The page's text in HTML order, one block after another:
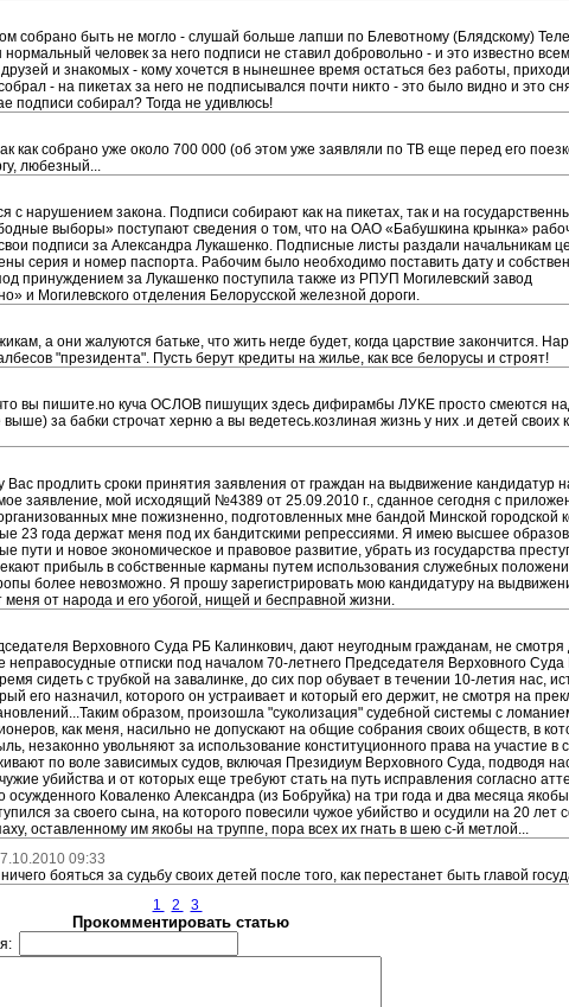
собрано быть не могло - слушай больше лапши по Блевотному (Блядскому)
человек за него подписи не ставил добровольно - и это известно
и знакомых - кому хочется в нынешнее время остаться без работы,
- на пикетах за него не подписывался почти никто - это было видно и это
подписи собирал? Тогда не удивлюсь!
как собрано уже около 700 000 (об этом уже заявляли по ТВ еще перед его
любезный...
с нарушением закона. Подписи собирают как на пикетах, так и на
выборы» поступают сведения о том, что на ОАО «Бабушкина крынка»
подписи за Александра Лукашенко. Подписные листы раздали начальникам
серия и номер паспорта. Рабочим было необходимо поставить дату и
принуждением за Лукашенко поступила также из РПУП Могилевский завод
и Могилевского отделения Белорусской железной дороги.
а они жалуются батьке, что жить негде будет, когда царствие закончится.
"президента". Пусть берут кредиты на жилье, как все белорусы и строят!
вы пишите.но куча ОСЛОВ пишущих здесь дифирамбы ЛУКЕ просто смеются
за бабки строчат херню а вы ведетесь.козлиная жизнь у них .и детей своих
продлить сроки принятия заявления от граждан на выдвижение кандидатур
заявление, мой исходящий №4389 от 25.09.2010 г., сданное сегодня с
мне пожизненно, подготовленных мне бандой Минской городской
23 года держат меня под их бандитскими репрессиями. Я имею высшее
пути и новое экономическое и правовое развитие, убрать из государства
прибыль в собственные карманы путем использования служебных
более невозможно. Я прошу зарегистрировать мою кандидатуру на
от народа и его убогой, нищей и бесправной жизни.
Верховного Суда РБ Калинкович, дают неугодным гражданам, не
отписки под началом 70-летнего Председателя Верховного Суда
сидеть с трубкой на завалинке, до сих пор обувает в течении 10-летия нас,
его назначил, которого он устраивает и который его держит, не смотря на
образом, произошла "суколизация" судебной системы с
как меня, насильно не допускают на общие собрания своих обществ, в
незаконно увольняют за использование конституционного права на участие в
по воле зависимых судов, включая Президиум Верховного Суда, подводя
убийства и от которых еще требуют стать на путь исправления согласно
осужденного Коваленко Александра (из Бобруйка) на три года и два месяца
за своего сына, на которого повесили чужое убийство и осудили на 20 лет
оставленному им якобы на труппе, пора всех их гнать в шею с-й метлой...
09:33
бояться за судьбу своих детей после того, как перестанет быть главой
1
2 3
Прокомментировать статью